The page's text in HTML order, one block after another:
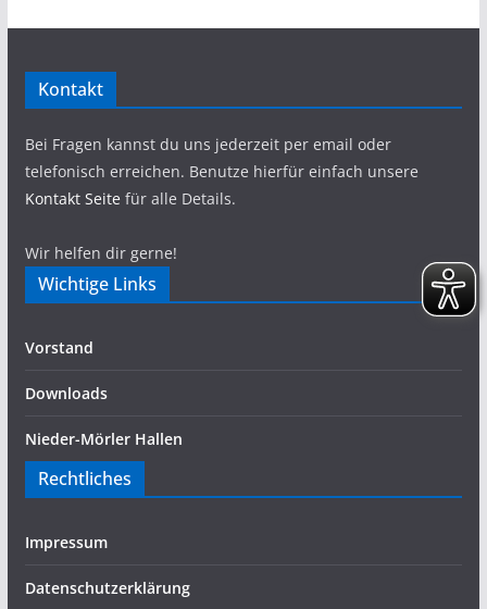
Kontakt
Bei Fragen kannst du uns jederzeit per email oder
telefonisch erreichen. Benutze hierfür einfach unsere
Kontakt Seite für alle Details.
Wir helfen dir gerne!
Wichtige Links
Vorstand
Downloads
Nieder-Mörler Hallen
Rechtliches
Impressum
Datenschutzerklärung